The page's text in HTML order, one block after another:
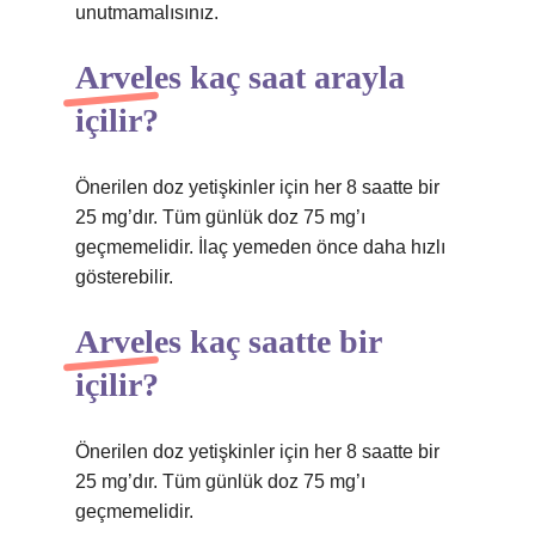
unutmamalısınız.
Arveles kaç saat arayla
içilir?
Önerilen doz yetişkinler için her 8 saatte bir
25 mg’dır. Tüm günlük doz 75 mg’ı
geçmemelidir. İlaç yemeden önce daha hızlı
gösterebilir.
Arveles kaç saatte bir
içilir?
Önerilen doz yetişkinler için her 8 saatte bir
25 mg’dır. Tüm günlük doz 75 mg’ı
geçmemelidir.